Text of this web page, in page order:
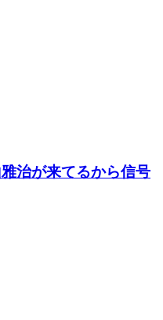
治が来てるから信号